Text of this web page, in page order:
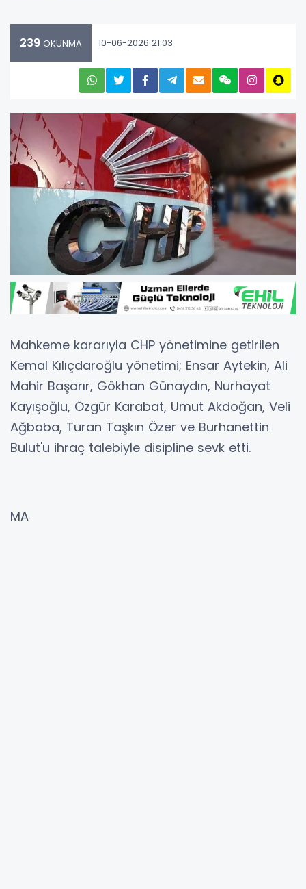
239 OKUNMA 10-06-2026 21:03
Mahkeme kararıyla CHP yönetimine getirilen
Kemal Kılıçdaroğlu yönetimi; Ensar Aytekin, Ali
Mahir Başarır, Gökhan Günaydın, Nurhayat
Kayışoğlu, Özgür Karabat, Umut Akdoğan, Veli
Ağbaba, Turan Taşkın Özer ve Burhanettin
Bulut'u ihraç talebiyle disipline sevk etti.
MA